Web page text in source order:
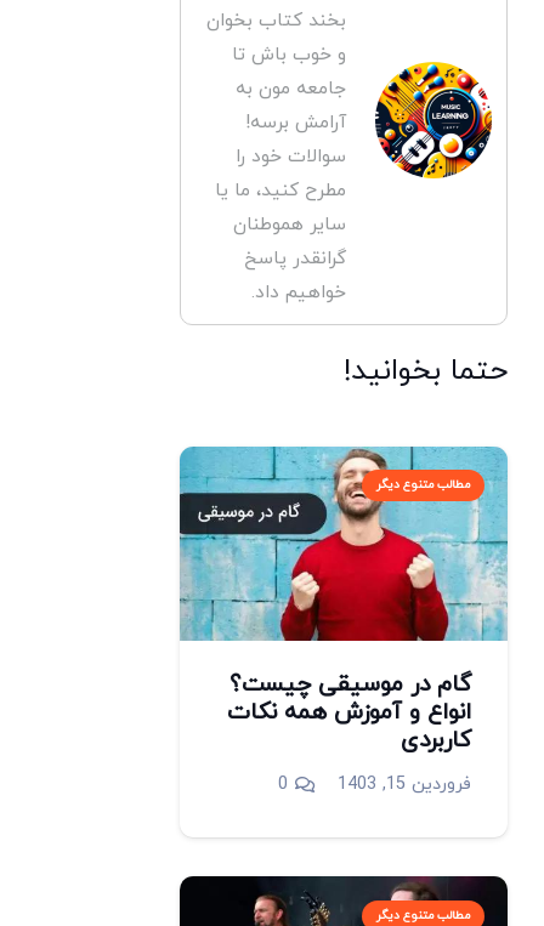
بخند کتاب بخوان
و خوب باش تا
جامعه مون به
آرامش برسه!
سوالات خود را
مطرح کنید، ما یا
سایر هموطنان
گرانقدر پاسخ
خواهیم داد.
حتما بخوانید!
مطالب متنوع دیگر
گام در موسیقی چیست؟
انواع و آموزش همه نکات
کاربردی
فروردین 15, 1403 0
مطالب متنوع دیگر